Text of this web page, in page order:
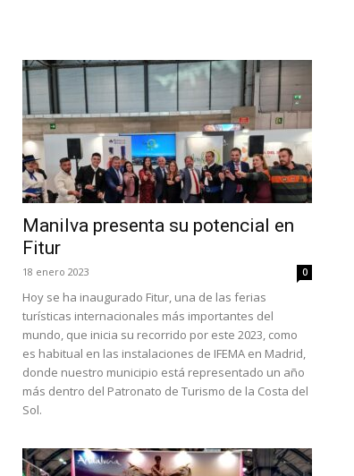
Manilva presenta su potencial en
Fitur
18 enero 2023 0
Hoy se ha inaugurado Fitur, una de las ferias
turísticas internacionales más importantes del
mundo, que inicia su recorrido por este 2023, como
es habitual en las instalaciones de IFEMA en Madrid,
donde nuestro municipio está representado un año
más dentro del Patronato de Turismo de la Costa del
Sol.